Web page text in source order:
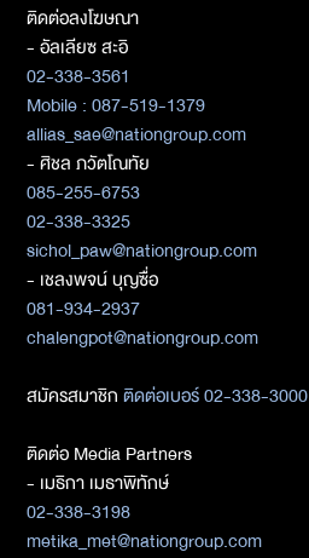
ติดต่อลงโฆษณา
- อัลเลียซ สะอิ
02-338-3561
Mobile : 087-519-1379
allias_sae@nationgroup.com
- ศิชล ภวัตโณทัย
085-255-6753
02-338-3325
sichol_paw@nationgroup.com
- เชลงพจน์ บุญซื่อ
081-934-2937
chalengpot@nationgroup.com
สมัครสมาชิกติดต่อเบอร์ 02-338-3000
ติดต่อ Media Partners
- เมธิกา เมธาพิทักษ์
02-338-3198
metika_met@nationgroup.com